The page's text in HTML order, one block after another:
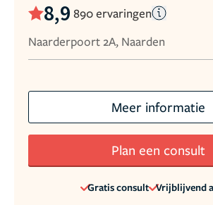
8,9 890 ervaringen
Naarderpoort 2A, Naarden
Meer informatie
Plan een consult
Gratis consult Vrijblijvend